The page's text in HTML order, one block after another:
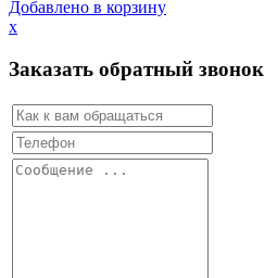
Добавлено в корзину
х
Заказать обратный звонок